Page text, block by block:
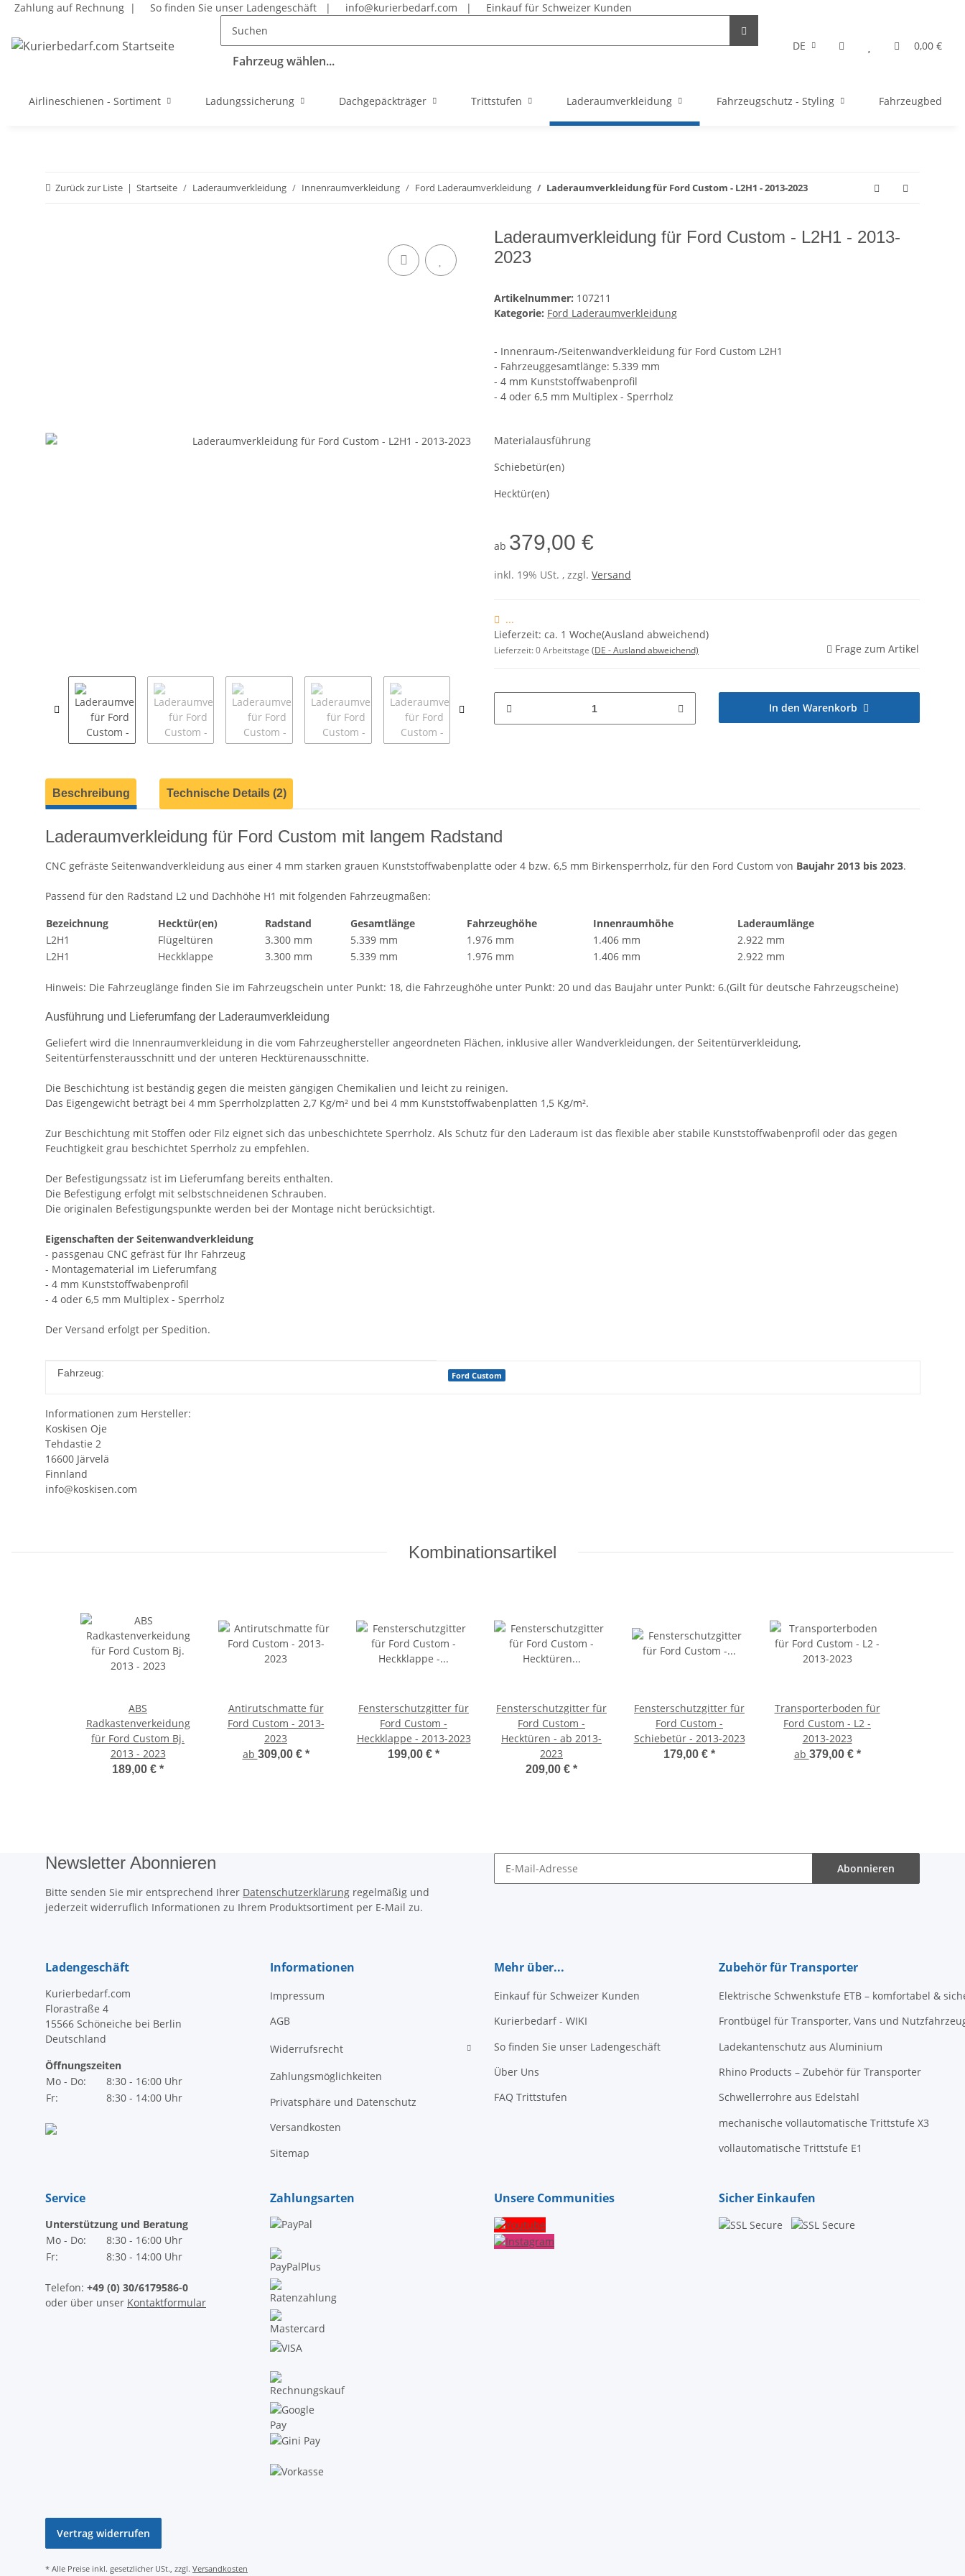
Zahlung auf Rechnung | So finden Sie unser Ladengeschäft | info@kurierbedarf.com | Einkauf für Schweizer Kunden
Fahrzeug wählen...
DE 0,00 €
Airlineschienen - Sortiment Ladungssicherung Dachgepäckträger Trittstufen Laderaumverkleidung Fahrzeugschutz - Styling Fahrzeugbedarf
Zurück zur Liste Startseite Laderaumverkleidung Innenraumverkleidung Ford Laderaumverkleidung Laderaumverkleidung für Ford Custom - L2H1 - 2013-2023
Laderaumverkleidung für Ford Custom - L2H1 - 2013-
2023
Artikelnummer: 107211
Kategorie: Ford Laderaumverkleidung
- Innenraum-/Seitenwandverkleidung für Ford Custom L2H1
- Fahrzeuggesamtlänge: 5.339 mm
- 4 mm Kunststoffwabenprofil
- 4 oder 6,5 mm Multiplex - Sperrholz
Materialausführung
Schiebetür(en)
Hecktür(en)
ab 379,00 €
inkl. 19% USt. , zzgl. Versand
...
Lieferzeit: ca. 1 Woche(Ausland abweichend)
Lieferzeit:0 Arbeitstage (DE - Ausland abweichend) Frage zum Artikel
In den Warenkorb
weitere Registerkarten anzeigen
Beschreibung Technische Details (2)
Laderaumverkleidung für Ford Custom mit langem Radstand
CNC gefräste Seitenwandverkleidung aus einer 4 mm starken grauen Kunststoffwabenplatte oder 4 bzw. 6,5 mm Birkensperrholz, für den Ford Custom von Baujahr 2013 bis 2023.
Passend für den Radstand L2 und Dachhöhe H1 mit folgenden Fahrzeugmaßen:
Bezeichnung
Hecktür(en) Radstand Gesamtlänge Fahrzeughöhe Innenraumhöhe
Laderaumlänge
L2H1
Flügeltüren 3.300 mm 5.339 mm 1.976 mm 1.406 mm
2.922 mm
L2H1
Heckklappe 3.300 mm 5.339 mm 1.976 mm 1.406 mm 2.922 mm
Hinweis: Die Fahrzeuglänge finden Sie im Fahrzeugschein unter Punkt: 18, die Fahrzeughöhe unter Punkt: 20 und das Baujahr unter Punkt: 6.(Gilt für deutsche Fahrzeugscheine)
Ausführung und Lieferumfang der Laderaumverkleidung
Geliefert wird die Innenraumverkleidung in die vom Fahrzeughersteller angeordneten Flächen, inklusive aller Wandverkleidungen, der Seitentürverkleidung,
Seitentürfensterausschnitt und der unteren Hecktürenausschnitte.
Die Beschichtung ist beständig gegen die meisten gängigen Chemikalien und leicht zu reinigen.
Das Eigengewicht beträgt bei 4 mm Sperrholzplatten 2,7 Kg/m² und bei 4 mm Kunststoffwabenplatten 1,5 Kg/m².
Zur Beschichtung mit Stoffen oder Filz eignet sich das unbeschichtete Sperrholz. Als Schutz für den Laderaum ist das flexible aber stabile Kunststoffwabenprofil oder das gegen
Feuchtigkeit grau beschichtet Sperrholz zu empfehlen.
Der Befestigungssatz ist im Lieferumfang bereits enthalten.
Die Befestigung erfolgt mit selbstschneidenen Schrauben.
Die originalen Befestigungspunkte werden bei der Montage nicht berücksichtigt.
Eigenschaften der Seitenwandverkleidung
- passgenau CNC gefräst für Ihr Fahrzeug
- Montagematerial im Lieferumfang
- 4 mm Kunststoffwabenprofil
- 4 oder 6,5 mm Multiplex - Sperrholz
Der Versand erfolgt per Spedition.
Produkteigenschaft
Wert
Fahrzeug: Ford Custom
Informationen zum Hersteller:
Koskisen Oje
Tehdastie 2
16600 Järvelä
Finnland
info@koskisen.com
Kombinationsartikel
ABS
Radkastenverkeidung
für Ford Custom Bj.
2013 - 2023
189,00 € *
Antirutschmatte für
Ford Custom - 2013-
2023
ab 309,00 € *
Fensterschutzgitter für
Ford Custom -
Heckklappe - 2013-2023
199,00 € *
Fensterschutzgitter für
Ford Custom -
Hecktüren - ab 2013-
2023
209,00 € *
Fensterschutzgitter für
Ford Custom -
Schiebetür - 2013-2023
179,00 € *
Transporterboden für
Ford Custom - L2 -
2013-2023
ab 379,00 € *
Newsletter Abonnieren
Bitte senden Sie mir entsprechend Ihrer Datenschutzerklärung regelmäßig und
jederzeit widerruflich Informationen zu Ihrem Produktsortiment per E-Mail zu.
Abonnieren
Ladengeschäft
Kurierbedarf.com
Florastraße 4
15566 Schöneiche bei Berlin
Deutschland
Öffnungszeiten
Mo - Do:
8:30 - 16:00 Uhr
Fr:
8:30 - 14:00 Uhr
Informationen
Impressum
AGB
Widerrufsrecht
Zahlungsmöglichkeiten
Privatsphäre und Datenschutz
Versandkosten
Sitemap
Mehr über...
Einkauf für Schweizer Kunden
Kurierbedarf - WIKI
So finden Sie unser Ladengeschäft
Über Uns
FAQ Trittstufen
Zubehör für Transporter
Elektrische Schwenkstufe ETB – komfortabel &
Frontbügel für Transporter, Vans und
Ladekantenschutz aus Aluminium
Rhino Products – Zubehör für Transporter
Schwellerrohre aus Edelstahl
mechanische vollautomatische Trittstufe X3
vollautomatische Trittstufe E1
Service
Unterstützung und Beratung
Mo - Do:
8:30 - 16:00 Uhr
Fr:
8:30 - 14:00 Uhr
Telefon: +49 (0) 30/6179586-0
oder über unser Kontaktformular
Zahlungsarten Unsere Communities Sicher Einkaufen
Vertrag widerrufen
* Alle Preise inkl. gesetzlicher USt., zzgl. Versandkosten